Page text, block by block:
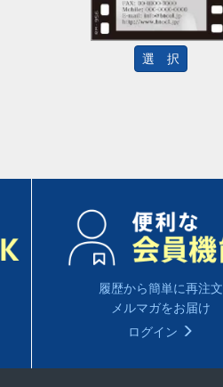
選 択
履歴から簡単に再注文
メルマガをお届け
ログイン